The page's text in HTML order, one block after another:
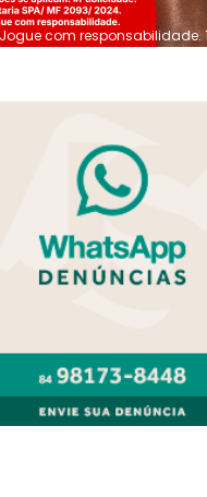
Jogue com responsabilidade.